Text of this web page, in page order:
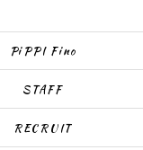
PiPPI Fino
STAFF
RECRUIT